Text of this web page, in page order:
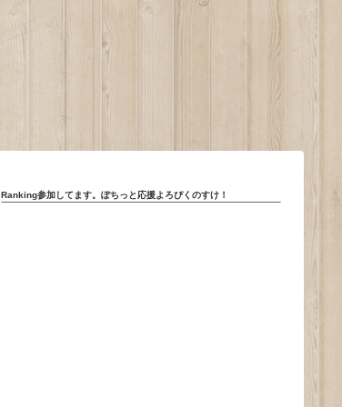
Ranking参加してます。ぽちっと応援よろぴくのすけ！